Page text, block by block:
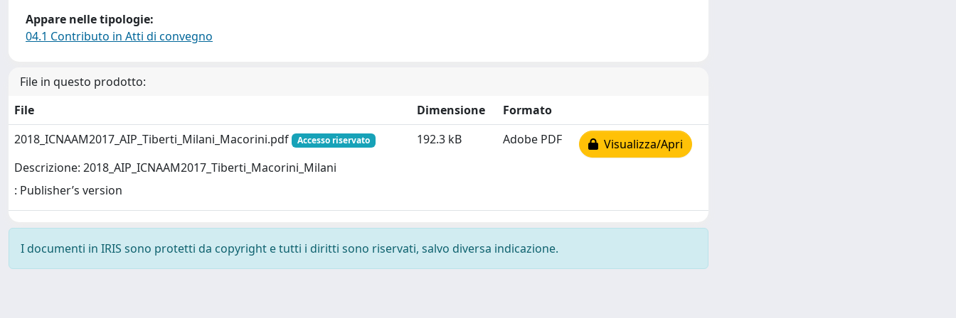
Appare nelle tipologie:
04.1 Contributo in Atti di convegno
File in questo prodotto:
File
Dimensione
Formato
2018_ICNAAM2017_AIP_Tiberti_Milani_Macorini.pdf
Accesso riservato
Descrizione: 2018_AIP_ICNAAM2017_Tiberti_Macorini_Milani
: Publisher’s version
192.3 kB Adobe PDF Visualizza/Apri
I documenti in IRIS sono protetti da copyright e tutti i diritti sono riservati, salvo diversa indicazione.